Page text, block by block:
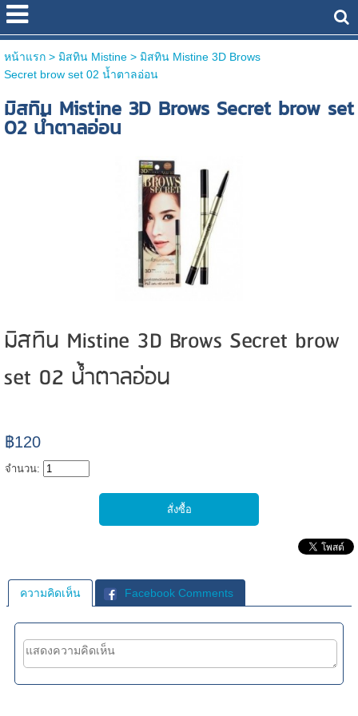
หน้าแรก> มิสทิน Mistine > มิสทิน Mistine 3D Brows
Secret brow set 02 น้ำตาลอ่อน
มิสทิน Mistine 3D Brows Secret brow set
02 น้ำตาลอ่อน
มิสทิน Mistine 3D Brows Secret brow
set 02 น้ำตาลอ่อน
฿120
จำนวน:
ความคิดเห็น Facebook Comments